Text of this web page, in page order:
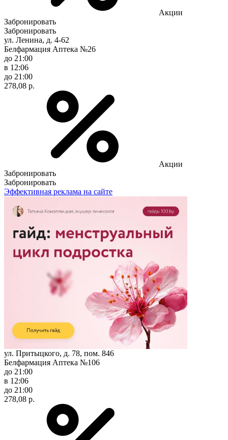
Акции
Забронировать
Забронировать
ул. Ленина, д. 4-62
Белфармация Аптека №26
до 21:00
в 12:06
до 21:00
278,08 р.
Акции
Забронировать
Забронировать
Эффективная реклама на сайте
ул. Притыцкого, д. 78, пом. 846
Белфармация Аптека №106
до 21:00
в 12:06
до 21:00
278,08 р.